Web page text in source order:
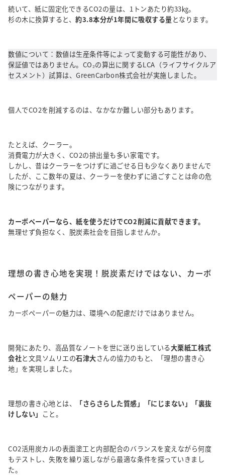
続いて、紙に固定化できるCO2の量は、1トンあたり約33㎏。
杉の木に換算すると、約3.8本分が1年間に吸収する量となります。
数値について：数値は生産条件等によって変動する可能性があり、
保証値ではありません。CO₂の算出に関するLCA（ライフサイクルア
セスメント）試算は、GreenCarbon株式会社が実施しました。
個人でCO2を削減するのは、なかなか難しい部分もあります。
たとえば、クーラー。
消費電力が大きく、CO2の排出量も多い家電です。
しかし、昔はクーラーをつけずに過ごせる日も少なくありませんで
したが、ここ数年の夏は、クーラーを使わずに過ごすことは命の危
険につながります。
カーボペーパーなら、紙を使うだけでCO2削減に貢献できます。
無理せず負担なく、脱炭素社会を目指しませんか。
理想の書き心地を実現！脱炭素だけではない、カーボ
ペーパーの魅力
カーボペーパーの魅力は、環境への配慮だけではありません。
開発にあたり、高品質なノートを世に送り出している大栗紙工株式
会社と文具ソムリエの石津大さんの協力のもと、「理想の書き心
地」を実現しました。
理想の書き心地とは、
「さらさらした質感」「にじまない」「裏抜
けしない」 こと。
CO2活用炭カルの表面塗工と内部配合のバランスを変えながら何度
もテストし、失敗を繰り返しながら最適な条件を探っていきまし
た。